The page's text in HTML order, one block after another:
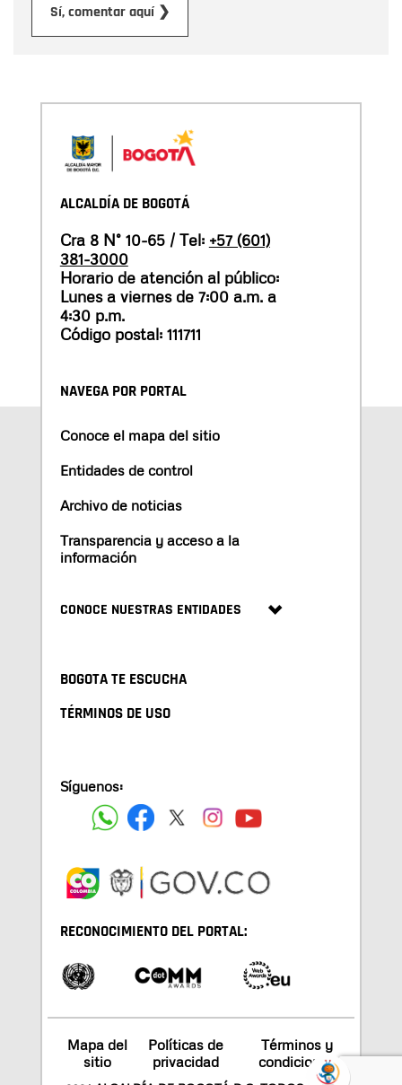
Sí, comentar aquí ❯
ALCALDÍA DE BOGOTÁ
Cra 8 N° 10-65 / Tel: +57 (601)
381-3000
Horario de atención al público:
Lunes a viernes de 7:00 a.m. a
4:30 p.m.
Código postal: 111711
NAVEGA POR PORTAL
Conoce el mapa del sitio
Entidades de control
Archivo de noticias
Transparencia y acceso a la
información
CONOCE NUESTRAS ENTIDADES
BOGOTA TE ESCUCHA
TÉRMINOS DE USO
Síguenos:
RECONOCIMIENTO DEL PORTAL:
Mapa del
sitio
Políticas de
privacidad
Términos y
condiciones